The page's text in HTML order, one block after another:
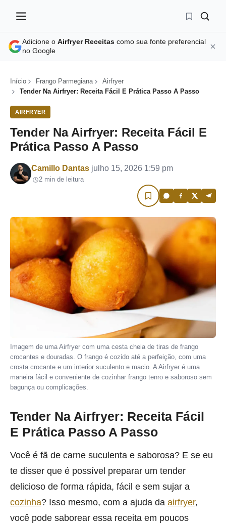
Adicione o Airfryer Receitas como sua fonte preferencial
no Google
Início Frango Parmegiana
Airfryer
Tender Na Airfryer: Receita Fácil E Prática Passo A Passo
AIRFRYER
Tender Na Airfryer: Receita Fácil E
Prática Passo A Passo
Por
Camillo Dantas julho 15, 2026 1:59 pm
2 min de leitura
Imagem de uma Airfryer com uma cesta cheia de tiras de frango
crocantes e douradas. O frango é cozido até a perfeição, com uma
crosta crocante e um interior suculento e macio. A Airfryer é uma
maneira fácil e conveniente de cozinhar frango tenro e saboroso sem
bagunça ou complicações.
Tender Na Airfryer: Receita Fácil
E Prática Passo A Passo
Você é fã de carne suculenta e saborosa? E se eu
te disser que é possível preparar um tender
delicioso de forma rápida, fácil e sem sujar a
cozinha? Isso mesmo, com a ajuda da airfryer,
você pode saborear essa receita em poucos